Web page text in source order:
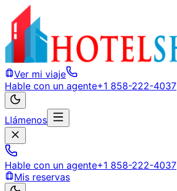
Ver mi viaje
Hable con un agente+1 858-222-4037
Llámenos
Hable con un agente+1 858-222-4037
Mis reservas